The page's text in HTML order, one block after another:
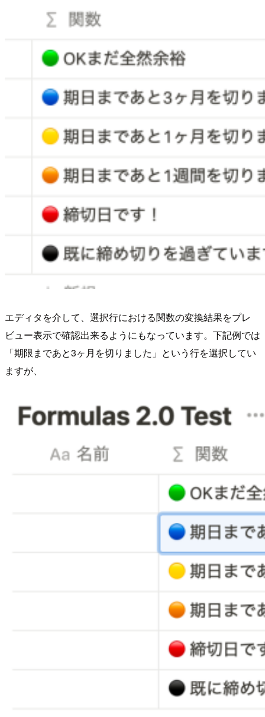
エディタを介して、選択行における関数の変換結果をプレ
ビュー表示で確認出来るようにもなっています。下記例では
「期限まであと3ヶ月を切りました」という行を選択してい
ますが、